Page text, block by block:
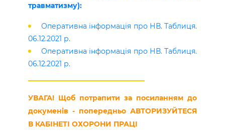
травматизму):
Оперативна інформація про НВ. Таблиця.
06.12.2021 р.
Оперативна інформація про НВ. Таблиця.
06.12.2021 р.
УВАГА! Щоб потрапити за посиланням до
докуменів - попередньо АВТОРИЗУЙТЕСЯ
В КАБІНЕТІ ОХОРОНИ ПРАЦІ